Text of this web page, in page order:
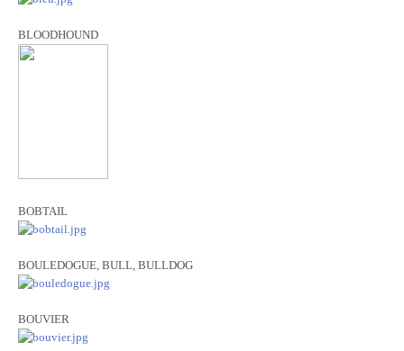
BLOODHOUND
BOBTAIL
BOULEDOGUE, BULL, BULLDOG
BOUVIER